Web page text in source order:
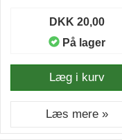
DKK 20,00
På lager
Læg i kurv
Læs mere »